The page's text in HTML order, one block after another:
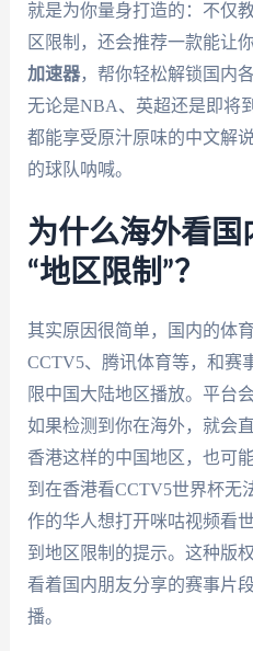
就是为你量身打造的：不仅
区限制，还会推荐一款能
加速器，帮你轻松解锁国内
无论是NBA、英超还是即将
都能享受原汁原味的中文解
的球队呐喊。
为什么海外看
“地区限制”？
其实原因很简单，国内的体
CCTV5、腾讯体育等，和赛
限中国大陆地区播放。平台
如果检测到你在海外，就会
香港这样的中国地区，也可
到在香港看CCTV5世界杯无
作的华人想打开咪咕视频看
到地区限制的提示。这种版
看着国内朋友分享的赛事片
播。